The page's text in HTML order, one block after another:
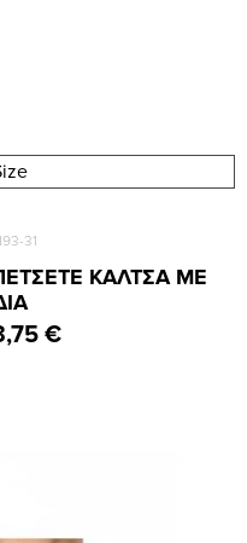
31
ΚΑΛΤΣΑ ΜΕ
€